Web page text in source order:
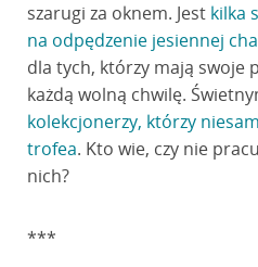
szarugi za oknem. Jest kilka
na odpędzenie jesiennej
dla tych, którzy mają swoje
każdą wolną chwilę.
kolekcjonerzy, którzy
trofea. Kto wie, czy nie
nich?
***